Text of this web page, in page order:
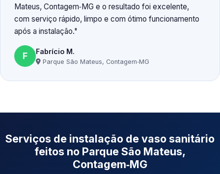
Mateus, Contagem‑MG e o resultado foi excelente,
com serviço rápido, limpo e com ótimo funcionamento
após a instalação.
F Fabrício M.
Parque São Mateus, Contagem‑MG
Serviços de instalação de vaso sanitário
feitos no Parque São Mateus,
Contagem‑MG